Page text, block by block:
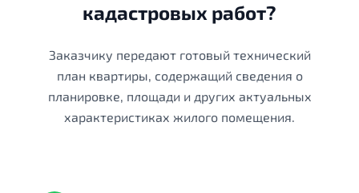
кадастровых работ?
Заказчику передают готовый технический
план квартиры, содержащий сведения о
планировке, площади и других актуальных
характеристиках жилого помещения.